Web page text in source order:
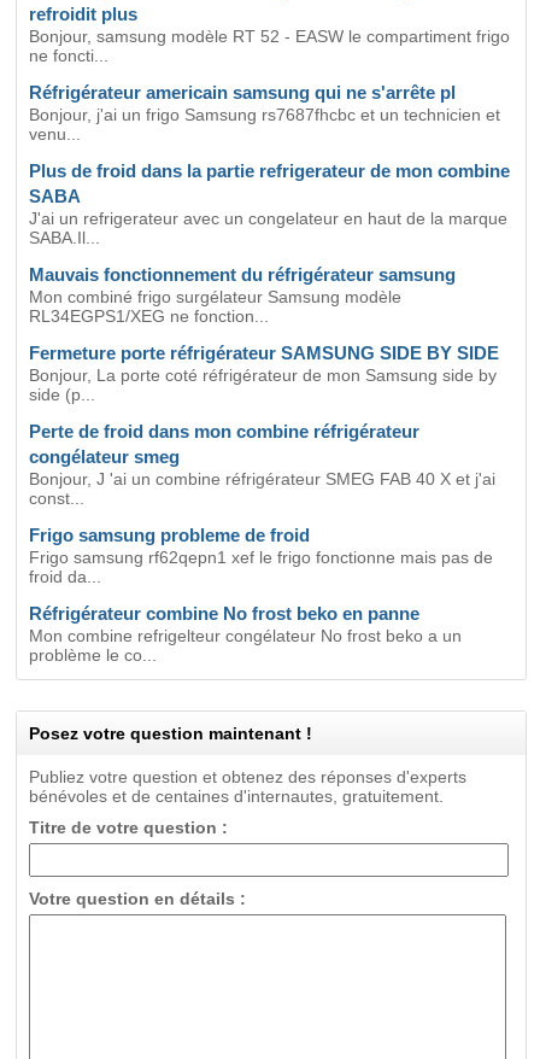
refroidit plus
Bonjour, samsung modèle RT 52 - EASW le compartiment frigo
ne foncti...
Réfrigérateur americain samsung qui ne s'arrête pl
Bonjour, j'ai un frigo Samsung rs7687fhcbc et un technicien et
venu...
Plus de froid dans la partie refrigerateur de mon combine
SABA
J'ai un refrigerateur avec un congelateur en haut de la marque
SABA.Il...
Mauvais fonctionnement du réfrigérateur samsung
Mon combiné frigo surgélateur Samsung modèle
RL34EGPS1/XEG ne fonction...
Fermeture porte réfrigérateur SAMSUNG SIDE BY SIDE
Bonjour, La porte coté réfrigérateur de mon Samsung side by
side (p...
Perte de froid dans mon combine réfrigérateur
congélateur smeg
Bonjour, J 'ai un combine réfrigérateur SMEG FAB 40 X et j'ai
const...
Frigo samsung probleme de froid
Frigo samsung rf62qepn1 xef le frigo fonctionne mais pas de
froid da...
Réfrigérateur combine No frost beko en panne
Mon combine refrigelteur congélateur No frost beko a un
problème le co...
Posez votre question maintenant !
Publiez votre question et obtenez des réponses d'experts
bénévoles et de centaines d'internautes, gratuitement.
Titre de votre question :
Votre question en détails :